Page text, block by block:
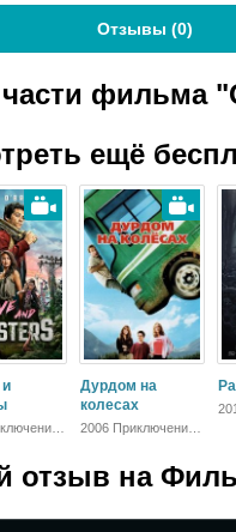
Отзывы (0)
фильма
ещё
Дурдом на
колесах
2006 Приключения,
отзыв на